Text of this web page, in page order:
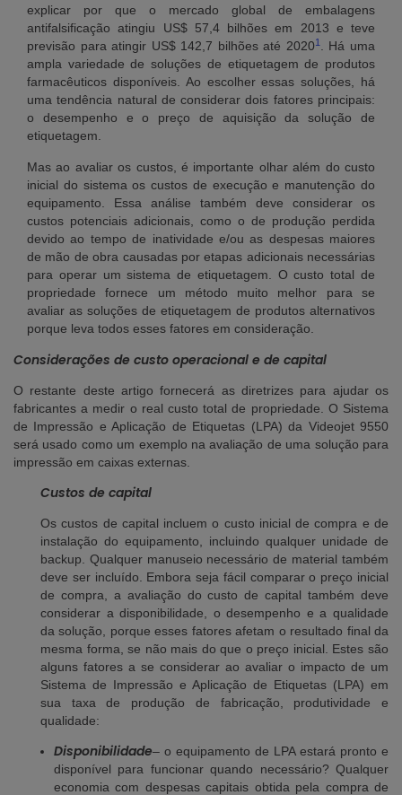
explicar por que o mercado global de embalagens
antifalsificação atingiu US$ 57,4 bilhões em 2013 e teve
previsão para atingir US$ 142,7 bilhões até 20201. Há uma
ampla variedade de soluções de etiquetagem de produtos
farmacêuticos disponíveis. Ao escolher essas soluções, há
uma tendência natural de considerar dois fatores principais:
o desempenho e o preço de aquisição da solução de
etiquetagem.
Mas ao avaliar os custos, é importante olhar além do custo
inicial do sistema os custos de execução e manutenção do
equipamento. Essa análise também deve considerar os
custos potenciais adicionais, como o de produção perdida
devido ao tempo de inatividade e/ou as despesas maiores
de mão de obra causadas por etapas adicionais necessárias
para operar um sistema de etiquetagem. O custo total de
propriedade fornece um método muito melhor para se
avaliar as soluções de etiquetagem de produtos alternativos
porque leva todos esses fatores em consideração.
Considerações de custo operacional e de capital
O restante deste artigo fornecerá as diretrizes para ajudar os
fabricantes a medir o real custo total de propriedade. O Sistema
de Impressão e Aplicação de Etiquetas (LPA) da Videojet 9550
será usado como um exemplo na avaliação de uma solução para
impressão em caixas externas.
Custos de capital
Os custos de capital incluem o custo inicial de compra e de
instalação do equipamento, incluindo qualquer unidade de
backup. Qualquer manuseio necessário de material também
deve ser incluído. Embora seja fácil comparar o preço inicial
de compra, a avaliação do custo de capital também deve
considerar a disponibilidade, o desempenho e a qualidade
da solução, porque esses fatores afetam o resultado final da
mesma forma, se não mais do que o preço inicial. Estes são
alguns fatores a se considerar ao avaliar o impacto de um
Sistema de Impressão e Aplicação de Etiquetas (LPA) em
sua taxa de produção de fabricação, produtividade e
qualidade:
Disponibilidade– o equipamento de LPA estará pronto e
disponível para funcionar quando necessário? Qualquer
economia com despesas capitais obtida pela compra de